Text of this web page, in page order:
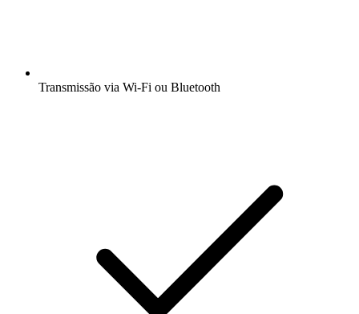
Transmissão via Wi-Fi ou Bluetooth